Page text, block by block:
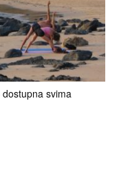
svima